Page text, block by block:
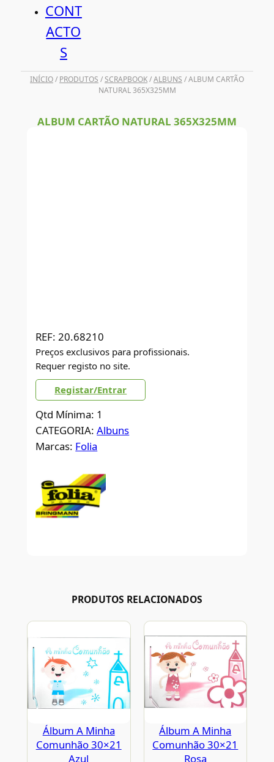
CONT
ACTO
S
INÍCIO/ PRODUTOS /SCRAPBOOK/ALBUNS / ALBUM CARTÃO
NATURAL 365X325MM
ALBUM CARTÃO NATURAL 365X325MM
REF: 20.68210
Preços exclusivos para profissionais.
Requer registo no site.
Registar/Entrar
Qtd Mínima: 1
CATEGORIA:Albuns
Marcas: Folia
PRODUTOS RELACIONADOS
Álbum A Minha
Comunhão 30×21
Azul
Álbum A Minha
Comunhão 30×21
Rosa